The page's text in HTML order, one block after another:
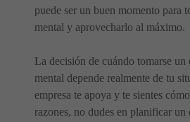
puede ser un buen momento para
mental y aprovecharlo al máximo.
La decisión de cuándo tomarse un
mental depende realmente de tu
empresa te apoya y te sientes
razones, no dudes en planificar un